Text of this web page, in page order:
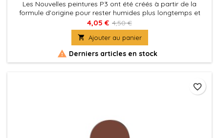
Les Nouvelles peintures P3 ont été créés à partir de la
formule d'origine pour rester humides plus longtemps et
permettre aux peintres de travailler les couleurs plus
facilement sur les figurines. La nouvelle formule des P3 à été
également optimisé au niveau de la charge pigmentaire
afin d'obtenir des couleurs riches et éclatantes, sans perdre
la...
4,05 € 4,50 €
 Ajouter au panier
 Derniers articles en stock
favorite_border